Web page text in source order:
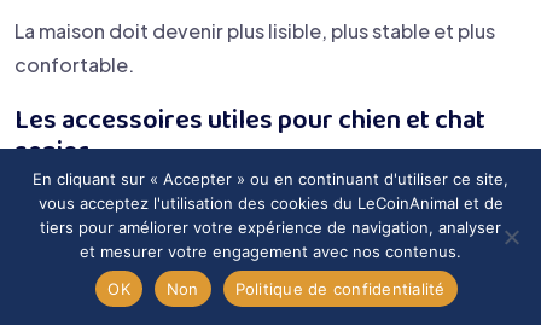
La maison doit devenir plus lisible, plus stable et plus
confortable.
Les accessoires utiles pour chien et chat
senior
Parmi lesaccessoires utiles , on trouve le couchage
orthopédique, les tapis antidérapants, les rampes, les
escaliers pour animaux, les gamelles stables, les harnais
confortables, les manteaux pour chiens frileux, les
En cliquant sur « Accepter » ou en continuant d'utiliser ce site,
vous acceptez l'utilisation des cookies du LeCoinAnimal et de
tiers pour améliorer votre expérience de navigation, analyser
et mesurer votre engagement avec nos contenus.
OK
Non Politique de confidentialité